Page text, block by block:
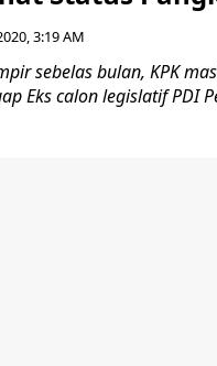
3:19 AM
sebelas bulan, KPK
Eks calon legislatif PDI